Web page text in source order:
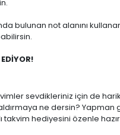
bulunan not alanını
sevdikleriniz için de
ne dersin?
takvim hediyesini özenle